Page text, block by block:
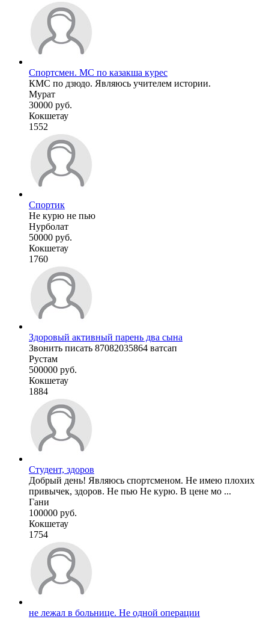
Спортсмен. МС по казакша курес
КМС по дзюдо. Являюсь учителем истории.
Мурат
30000 руб.
Кокшетау
1552
Спортик
Не курю не пью
Нурболат
50000 руб.
Кокшетау
1760
Здоровый активный парень два сына
Звонить писать 87082035864 ватсап
Рустам
500000 руб.
Кокшетау
1884
Студент, здоров
Добрый день! Являюсь спортсменом. Не имею плохих
привычек, здоров. Не пью Не курю. В цене мо ...
Гани
100000 руб.
Кокшетау
1754
не лежал в больнице. Не одной операции